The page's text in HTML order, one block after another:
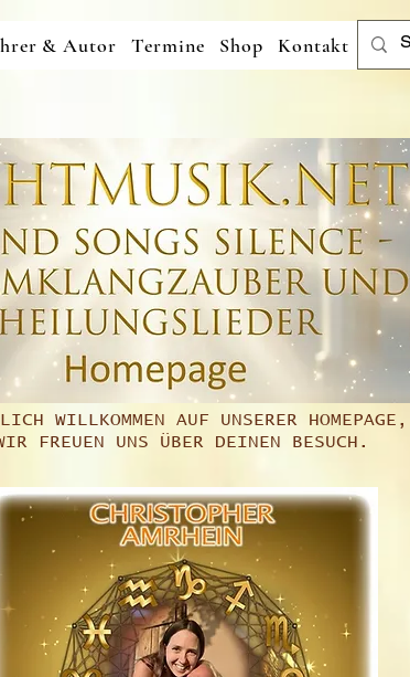
& Autor Termine Shop Kontakt
WILLKOMMEN AUF UNSERER HOMEPAGE,
FREUEN UNS ÜBER DEINEN BESUCH.